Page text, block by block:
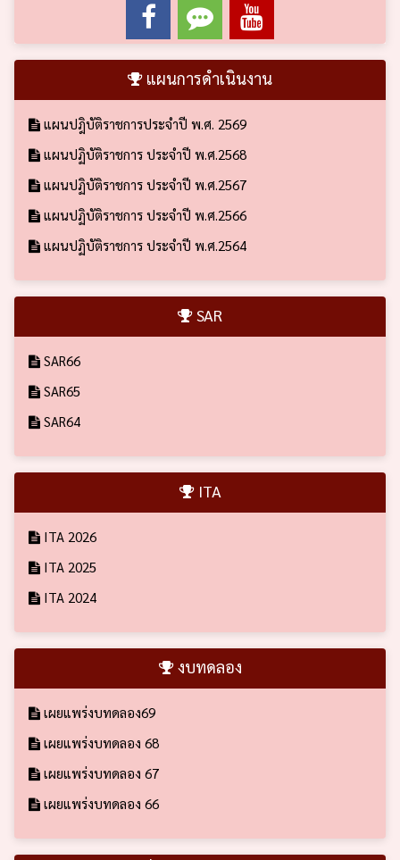
แผนการดำเนินงาน
แผนปฎิบัติราชการประจำปี พ.ศ. 2569
แผนปฏิบัติราชการ ประจำปี พ.ศ.2568
แผนปฏิบัติราชการ ประจำปี พ.ศ.2567
แผนปฏิบัติราชการ ประจำปี พ.ศ.2566
แผนปฏิบัติราชการ ประจำปี พ.ศ.2564
SAR
SAR66
SAR65
SAR64
ITA
ITA 2026
ITA 2025
ITA 2024
งบทดลอง
เผยแพร่งบทดลอง69
เผยแพร่งบทดลอง 68
เผยแพร่งบทดลอง 67
เผยแพร่งบทดลอง 66